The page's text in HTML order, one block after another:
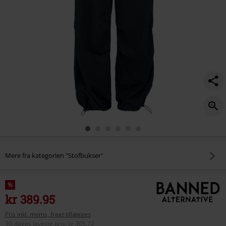
Mere fra kategorien "Stofbukser"
%
kr 389.95
Pris inkl. moms, fragt tillægges
30-dages laveste pris
kr 305.72